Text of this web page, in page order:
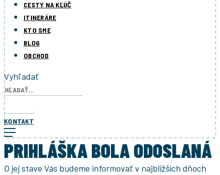
CESTY NA KĽÚČ
ITINERÁRE
KTO SME
BLOG
OBCHOD
Vyhľadať
KONTAKT
PRIHLÁŠKA BOLA ODOSLANÁ
O jej stave Vás budeme informovať v najbližších dňoch